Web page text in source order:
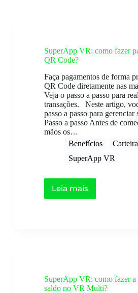
SuperApp VR: como fazer
QR Code?
Faça pagamentos de forma
QR Code diretamente nas
Veja o passo a passo para
transações. Neste artigo,
passo a passo para gerenciar
Passo a passo Antes de
mãos os…
Benefícios
Carteira
SuperApp VR
Leia mais
SuperApp VR: como fazer a
saldo no VR Multi?